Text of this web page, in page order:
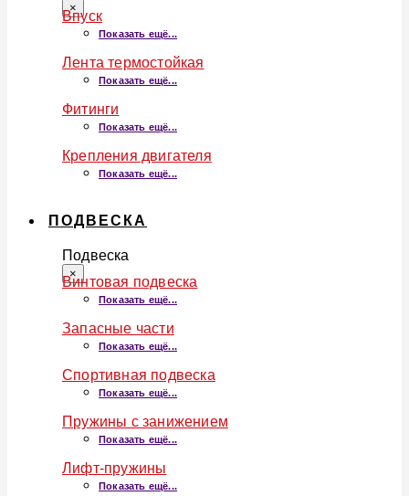
×
Впуск
Показать ещё...
Лента термостойкая
Показать ещё...
Фитинги
Показать ещё...
Крепления двигателя
Показать ещё...
ПОДВЕСКА
Подвеска
×
Винтовая подвеска
Показать ещё...
Запасные части
Показать ещё...
Спортивная подвеска
Показать ещё...
Пружины с занижением
Показать ещё...
Лифт-пружины
Показать ещё...